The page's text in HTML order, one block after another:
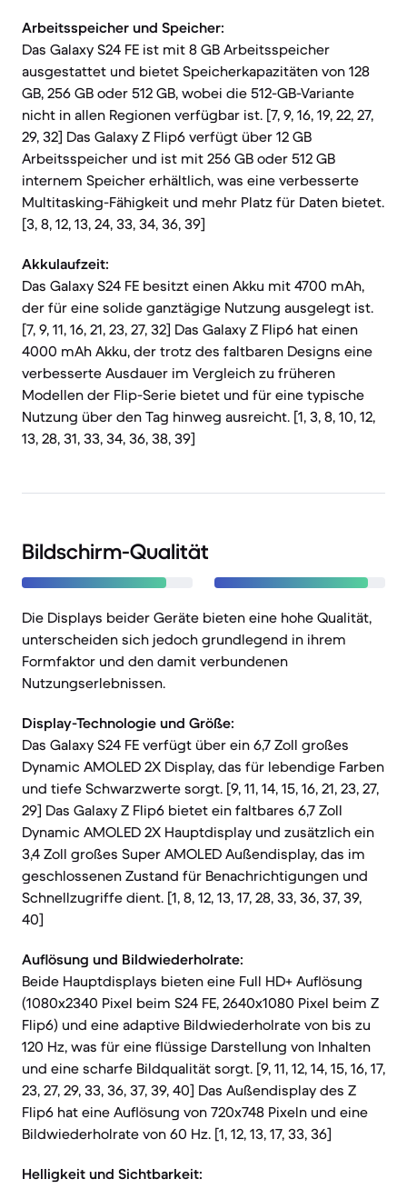
Arbeitsspeicher und Speicher:
Das Galaxy S24 FE ist mit 8 GB Arbeitsspeicher
ausgestattet und bietet Speicherkapazitäten von 128
GB, 256 GB oder 512 GB, wobei die 512-GB-Variante
nicht in allen Regionen verfügbar ist. [7, 9, 16, 19, 22, 27,
29, 32] Das Galaxy Z Flip6 verfügt über 12 GB
Arbeitsspeicher und ist mit 256 GB oder 512 GB
internem Speicher erhältlich, was eine verbesserte
Multitasking-Fähigkeit und mehr Platz für Daten bietet.
[3, 8, 12, 13, 24, 33, 34, 36, 39]
Akkulaufzeit:
Das Galaxy S24 FE besitzt einen Akku mit 4700 mAh,
der für eine solide ganztägige Nutzung ausgelegt ist.
[7, 9, 11, 16, 21, 23, 27, 32] Das Galaxy Z Flip6 hat einen
4000 mAh Akku, der trotz des faltbaren Designs eine
verbesserte Ausdauer im Vergleich zu früheren
Modellen der Flip-Serie bietet und für eine typische
Nutzung über den Tag hinweg ausreicht. [1, 3, 8, 10, 12,
13, 28, 31, 33, 34, 36, 38, 39]
Bildschirm-Qualität
Die Displays beider Geräte bieten eine hohe Qualität,
unterscheiden sich jedoch grundlegend in ihrem
Formfaktor und den damit verbundenen
Nutzungserlebnissen.
Display-Technologie und Größe:
Das Galaxy S24 FE verfügt über ein 6,7 Zoll großes
Dynamic AMOLED 2X Display, das für lebendige Farben
und tiefe Schwarzwerte sorgt. [9, 11, 14, 15, 16, 21, 23, 27,
29] Das Galaxy Z Flip6 bietet ein faltbares 6,7 Zoll
Dynamic AMOLED 2X Hauptdisplay und zusätzlich ein
3,4 Zoll großes Super AMOLED Außendisplay, das im
geschlossenen Zustand für Benachrichtigungen und
Schnellzugriffe dient. [1, 8, 12, 13, 17, 28, 33, 36, 37, 39,
40]
Auflösung und Bildwiederholrate:
Beide Hauptdisplays bieten eine Full HD+ Auflösung
(1080x2340 Pixel beim S24 FE, 2640x1080 Pixel beim Z
Flip6) und eine adaptive Bildwiederholrate von bis zu
120 Hz, was für eine flüssige Darstellung von Inhalten
und eine scharfe Bildqualität sorgt. [9, 11, 12, 14, 15, 16, 17,
23, 27, 29, 33, 36, 37, 39, 40] Das Außendisplay des Z
Flip6 hat eine Auflösung von 720x748 Pixeln und eine
Bildwiederholrate von 60 Hz. [1, 12, 13, 17, 33, 36]
Helligkeit und Sichtbarkeit: